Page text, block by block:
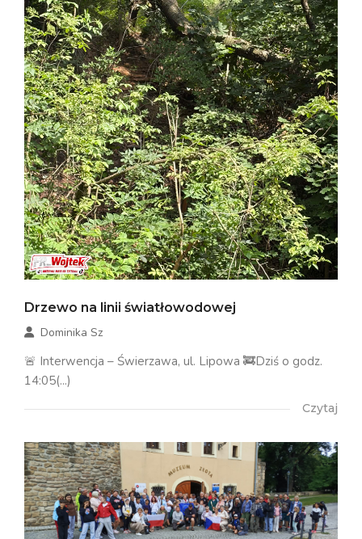
Drzewo na linii światłowodowej
Dominika Sz
🚨 Interwencja – Świerzawa, ul. Lipowa 🚒Dziś o godz.
14:05(...)
Czytaj